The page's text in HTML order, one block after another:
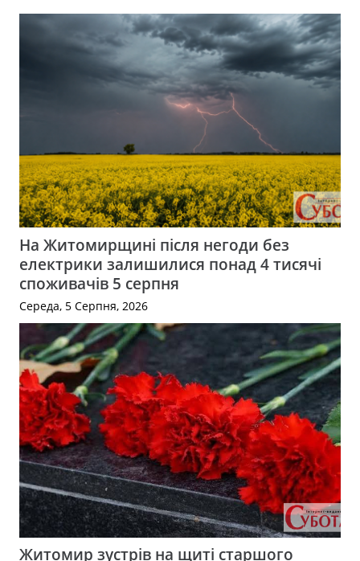
На Житомирщині після негоди без
електрики залишилися понад 4 тисячі
споживачів 5 серпня
Середа, 5 Серпня, 2026
Житомир зустрів на щиті старшого